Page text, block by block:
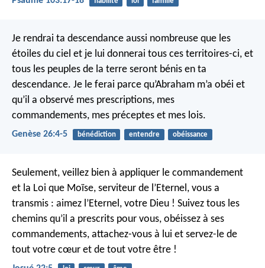
Je rendrai ta descendance aussi nombreuse que les
étoiles du ciel et je lui donnerai tous ces territoires-ci, et
tous les peuples de la terre seront bénis en ta
descendance. Je le ferai parce qu’Abraham m’a obéi et
qu’il a observé mes prescriptions, mes
commandements, mes préceptes et mes lois.
Genèse 26:4-5 bénédiction entendre obéissance
Seulement, veillez bien à appliquer le commandement
et la Loi que Moïse, serviteur de l’Eternel, vous a
transmis : aimez l’Eternel, votre Dieu ! Suivez tous les
chemins qu’il a prescrits pour vous, obéissez à ses
commandements, attachez-vous à lui et servez-le de
tout votre cœur et de tout votre être !